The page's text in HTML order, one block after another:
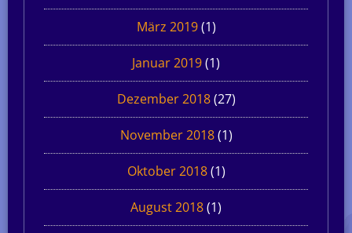
März 2019(1)
Januar 2019(1)
Dezember 2018(27)
November 2018(1)
Oktober 2018(1)
August 2018(1)